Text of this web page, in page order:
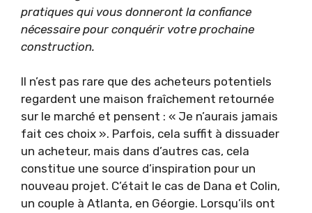
pratiques qui vous donneront la confiance
nécessaire pour conquérir votre prochaine
construction.
Il n’est pas rare que des acheteurs potentiels
regardent une maison fraîchement retournée
sur le marché et pensent : « Je n’aurais jamais
fait ces choix ». Parfois, cela suffit à dissuader
un acheteur, mais dans d’autres cas, cela
constitue une source d’inspiration pour un
nouveau projet. C’était le cas de Dana et Colin,
un couple à Atlanta, en Géorgie. Lorsqu’ils ont